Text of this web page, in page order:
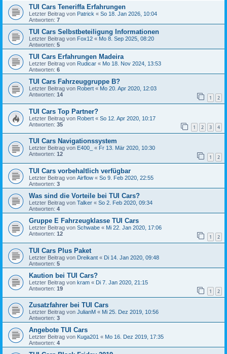
TUI Cars Teneriffa Erfahrungen
Letzter Beitrag von Patrick « So 18. Jan 2026, 10:04
Antworten: 7
TUI Cars Selbstbeteiligung Informationen
Letzter Beitrag von Fox12 « Mo 8. Sep 2025, 08:20
Antworten: 5
TUI Cars Erfahrungen Madeira
Letzter Beitrag von Rudicar « Mo 18. Nov 2024, 13:53
Antworten: 6
TUI Cars Fahrzeuggruppe B?
Letzter Beitrag von Robert « Mo 20. Apr 2020, 12:03
Antworten: 14 1 2
TUI Cars Top Partner?
Letzter Beitrag von Robert « So 12. Apr 2020, 10:17
Antworten: 35 1 2 3 4
TUI Cars Navigationssystem
Letzter Beitrag von E400_ « Fr 13. Mär 2020, 10:30
Antworten: 12 1 2
TUI Cars vorbehaltlich verfügbar
Letzter Beitrag von Airflow « So 9. Feb 2020, 22:55
Antworten: 3
Was sind die Vorteile bei TUI Cars?
Letzter Beitrag von Talker « So 2. Feb 2020, 09:34
Antworten: 4
Gruppe E Fahrzeugklasse TUI Cars
Letzter Beitrag von Schwabe « Mi 22. Jan 2020, 17:06
Antworten: 12 1 2
TUI Cars Plus Paket
Letzter Beitrag von Dreikant « Di 14. Jan 2020, 09:48
Antworten: 5
Kaution bei TUI Cars?
Letzter Beitrag von kram « Di 7. Jan 2020, 21:15
Antworten: 19 1 2
Zusatzfahrer bei TUI Cars
Letzter Beitrag von JulianM « Mi 25. Dez 2019, 10:56
Antworten: 3
Angebote TUI Cars
Letzter Beitrag von Kuga201 « Mo 16. Dez 2019, 17:35
Antworten: 4